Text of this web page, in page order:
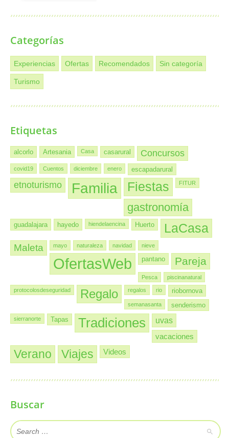
Categorías
Experiencias Ofertas Recomendados Sin categoría
Turismo
Etiquetas
alcorlo Artesania Casa casarural Concursos
covid19 Cuentos diciembre enero escapadarural
etnoturismo Familia Fiestas FITUR
gastronomía
guadalajara hayedo hiendelaencina Huerto LaCasa
Maleta mayo naturaleza navidad nieve
OfertasWeb pantano Pareja
Pesca piscinanatural
protocolosdeseguridad Regalo regalos rio riobornova
semanasanta senderismo
sierranorte Tapas Tradiciones uvas
vacaciones
Verano Viajes Videos
Buscar